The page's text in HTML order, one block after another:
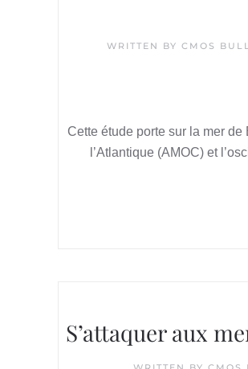
WRITTEN BY CMOS
Cette étude porte sur la mer
l’Atlantique (AMOC) et
S’attaquer aux